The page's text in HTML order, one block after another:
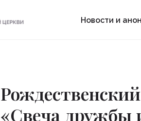
Новости и
«Свеча дружбы